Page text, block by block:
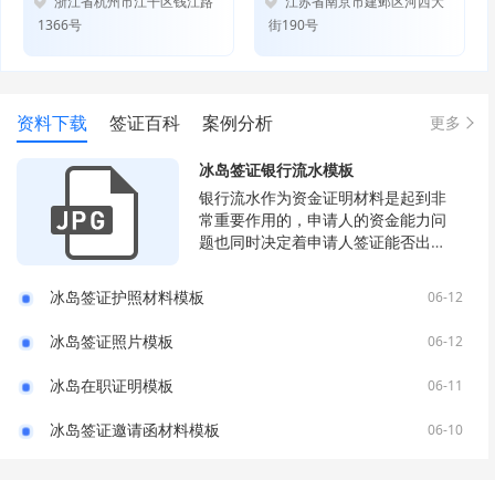
1366号
街190号
资料下载 签证百科 案例分析 更多
冰岛签证银行流水模板
银行流水作为资金证明材料是起到非
常重要作用的，申请人的资金能力问
题也同时决定着申请人签证能否出
冰岛签证护照材料模板
06-12
冰岛签证照片模板 06-12
冰岛在职证明模板 06-11
冰岛签证邀请函材料模板 06-10